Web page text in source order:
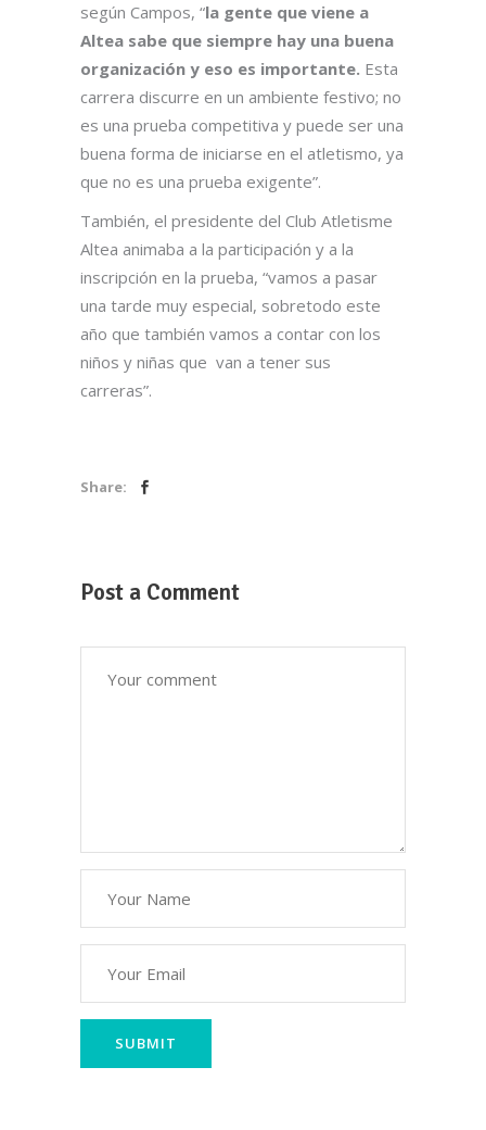
según Campos, “la gente que viene a
Altea sabe que siempre hay una buena
organización y eso es importante. Esta
carrera discurre en un ambiente festivo; no
es una prueba competitiva y puede ser una
buena forma de iniciarse en el atletismo, ya
que no es una prueba exigente”.
También, el presidente del Club Atletisme
Altea animaba a la participación y a la
inscripción en la prueba, “vamos a pasar
una tarde muy especial, sobretodo este
año que también vamos a contar con los
niños y niñas que van a tener sus
carreras”.
Share:
Post a Comment